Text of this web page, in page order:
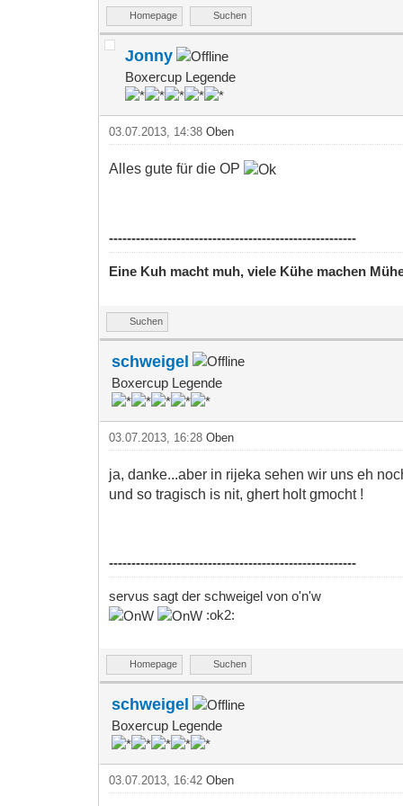
Homepage Suchen
Jonny
Boxercup Legende
03.07.2013, 14:38Oben
Alles gute für die OP
-------------------------------------------------------
Eine Kuh macht muh, viele Kühe machen
Suchen
schweigel
Boxercup Legende
03.07.2013, 16:28Oben
ja, danke...aber in rijeka sehen wir uns eh
und so tragisch is nit, ghert holt gmocht !
-------------------------------------------------------
servus sagt der schweigel von o'n'w
:ok2:
Homepage Suchen
schweigel
Boxercup Legende
03.07.2013, 16:42Oben